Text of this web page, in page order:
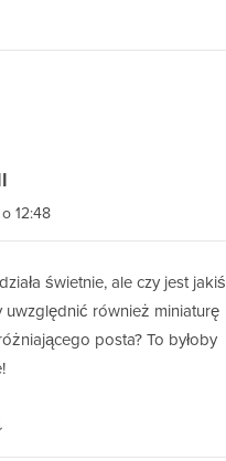
12:48
świetnie, ale czy jest jakiś
również miniaturę
posta? To byłoby